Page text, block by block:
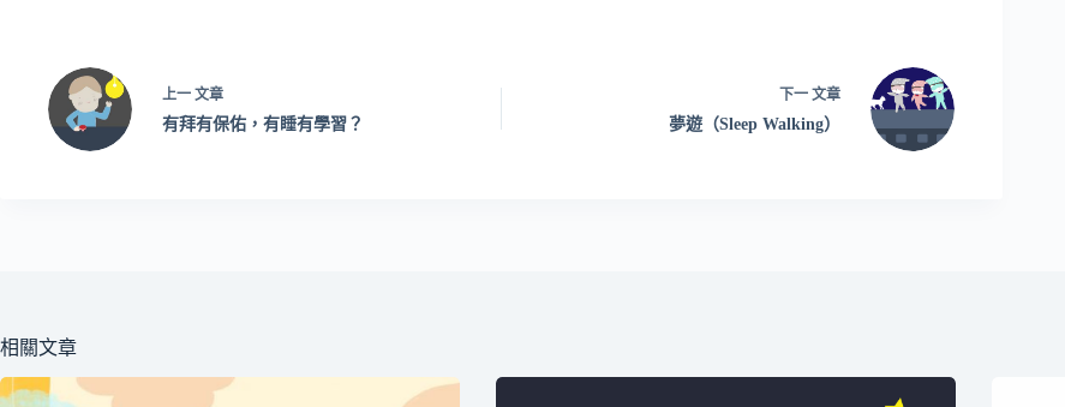
上一 文章
有拜有保佑，有睡有學習？
下一 文章
夢遊（Sleep Walking）
相關文章